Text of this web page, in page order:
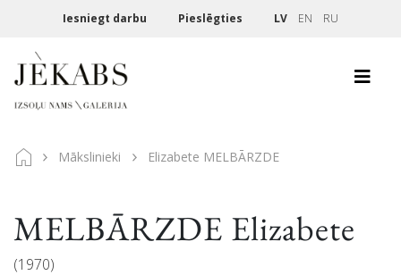
Iesniegt darbu Pieslēgties LV EN RU
Mākslinieki Elizabete MELBĀRZDE
MELBĀRZDE Elizabete
(1970)